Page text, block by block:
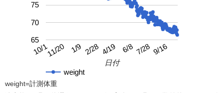
weight
10/111/20 1/9 2/28 4/19 6/8 7/28 9/16
65
70
75
日付
weight=計測体重